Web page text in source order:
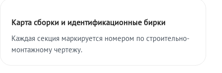
Карта сборки и идентификационные бирки
Каждая секция маркируется номером по строительно-
монтажному чертежу.